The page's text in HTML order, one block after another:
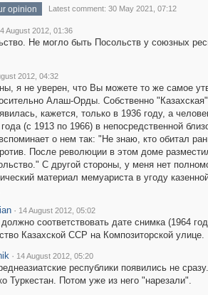
opinion Latest comment: 30 May 2021, 07:12
August 2012, 01:36
Не могло быть Посольств у союзных
2012, 04:32
я не уверен, что Вы можете то же самое
Алаш-Орды. Собственно
кажется, только в 1936 году, а
(с 1913 по 1966) в непосредственной
о нем так: "Не знаю, кто обитал
После революции в этом доме
С другой стороны, у меня нет
материал мемуариста в угоду
· 14 August 2012, 05:02
соответствовать дате снимка (1964
Казахской ССР на Композиторской улице.
· 14 August 2012, 05:20
республики появились не
Туркестан. Потом уже из него "нарезали".